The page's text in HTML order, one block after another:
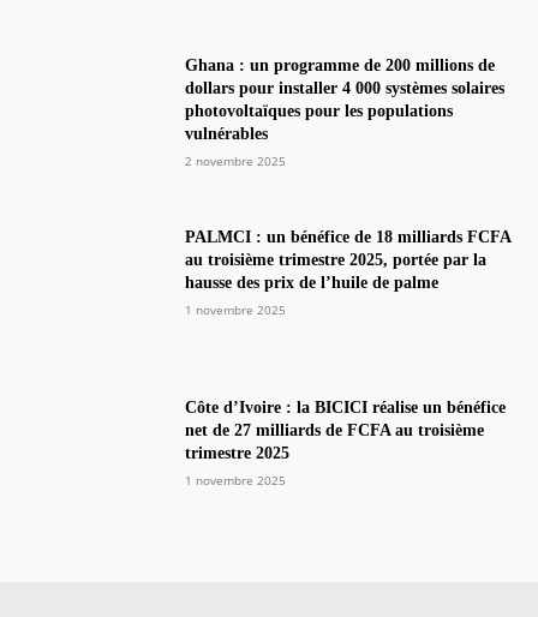
Ghana : un programme de 200 millions de
dollars pour installer 4 000 systèmes solaires
photovoltaïques pour les populations
vulnérables
2 novembre 2025
PALMCI : un bénéfice de 18 milliards FCFA
au troisième trimestre 2025, portée par la
hausse des prix de l’huile de palme
1 novembre 2025
Côte d’Ivoire : la BICICI réalise un bénéfice
net de 27 milliards de FCFA au troisième
trimestre 2025
1 novembre 2025